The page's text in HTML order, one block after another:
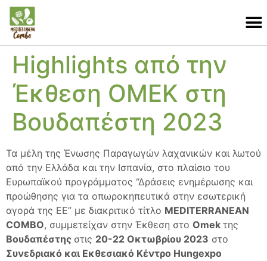
Highlights από την
Έκθεση OMEK στη
Βουδαπέστη 2023
Τα μέλη της Ένωσης Παραγωγών λαχανικών και λωτού
από την Ελλάδα και την Ισπανία, στο πλαίσιο του
Ευρωπαϊκού προγράμματος “Δράσεις ενημέρωσης και
προώθησης για τα οπωροκηπευτικά στην εσωτερική
αγορά της ΕΕ” με διακριτικό τίτλο MEDITERRANEAN
COMBO, συμμετείχαν στην Έκθεση στο Omek της
Βουδαπέστης στις 20-22 Οκτωβρίου 2023 στο
Συνεδριακό και Εκθεσιακό Κέντρο Hungexpo